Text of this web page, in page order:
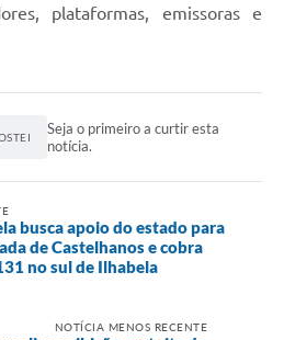
plataformas, emissoras e
Seja o primeiro a curtir esta
notícia.
busca apoio do estado para
de Castelhanos e cobra
no sul de Ilhabela
NOTÍCIA MENOS RECENTE